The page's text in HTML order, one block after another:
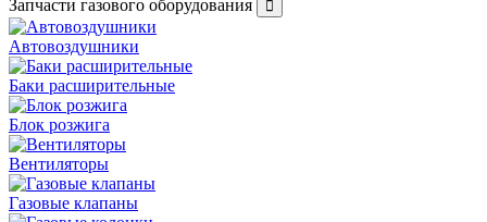
Запчасти газового оборудования
Автовоздушники
Баки расширительные
Блок розжига
Вентиляторы
Газовые клапаны